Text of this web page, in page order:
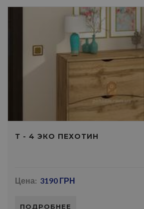
Т - 4 ЭКО ПЕХОТИН
Цена: 3190 ГРН
ПОДРОБНЕЕ